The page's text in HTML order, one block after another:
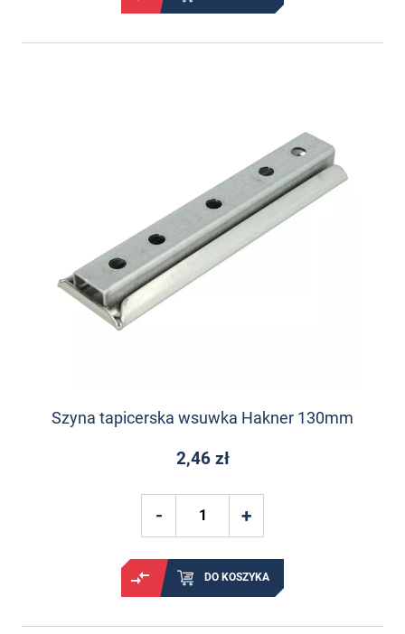
Szyna tapicerska wsuwka Hakner 130mm
2,46 zł
DO KOSZYKA